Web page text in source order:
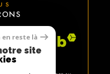
en reste là
site